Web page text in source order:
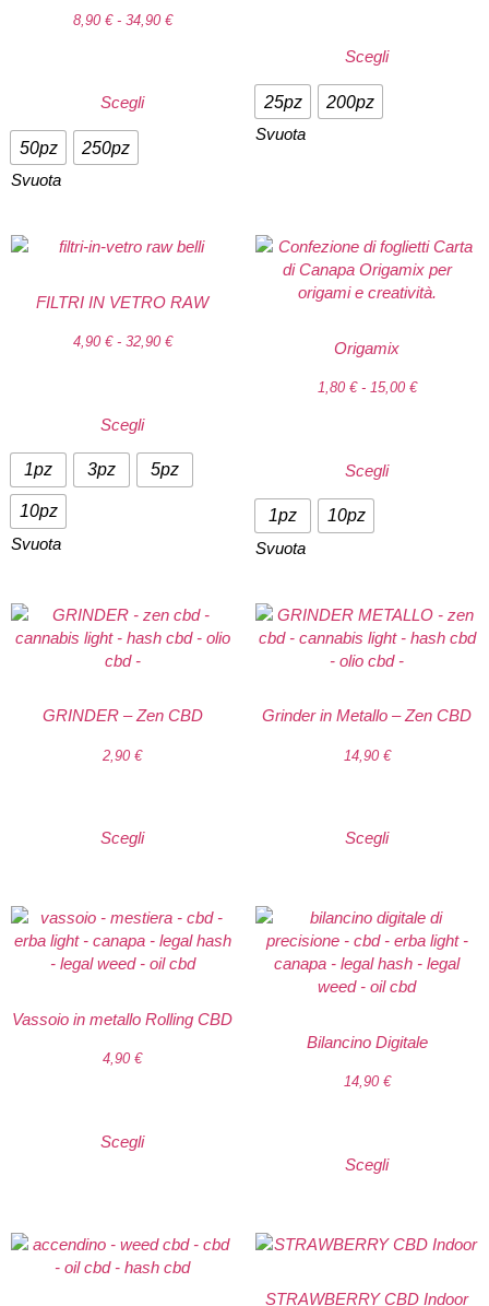
8,90 € - 34,90 €
Scegli
50pz
250pz
Svuota
Scegli
25pz
200pz
Svuota
FILTRI IN VETRO RAW
4,90 € - 32,90 €
Scegli
1pz 3pz 5pz
10pz
Svuota
Origamix
1,80 € - 15,00 €
Scegli
1pz
10pz
Svuota
GRINDER – Zen CBD
2,90 €
Scegli
Grinder in Metallo – Zen CBD
14,90 €
Scegli
Vassoio in metallo Rolling CBD
4,90 €
Scegli
Bilancino Digitale
14,90 €
Scegli
STRAWBERRY CBD Indoor